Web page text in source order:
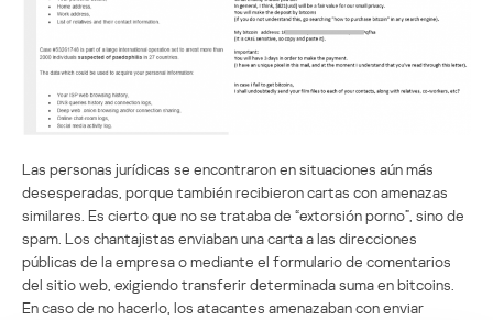
Las personas jurídicas se encontraron en situaciones aún más
desesperadas, porque también recibieron cartas con amenazas
similares. Es cierto que no se trataba de “extorsión porno”, sino de
spam. Los chantajistas enviaban una carta a las direcciones
públicas de la empresa o mediante el formulario de comentarios
del sitio web, exigiendo transferir determinada suma en bitcoins.
En caso de no hacerlo, los atacantes amenazaban con enviar